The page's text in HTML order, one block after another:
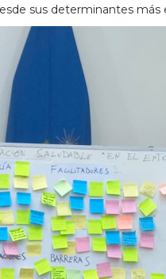
sus determinantes más